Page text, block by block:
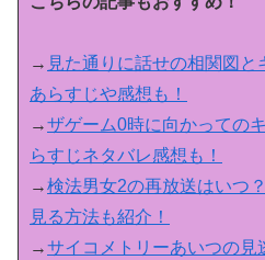
→ 見た通りに話せの相関図
あらすじや感想も！
→ザゲーム0時に向かっての
らすじネタバレ感想も！
→検法男女2の再放送はいつ
見る方法も紹介！
→サイコメトリーあいつの見